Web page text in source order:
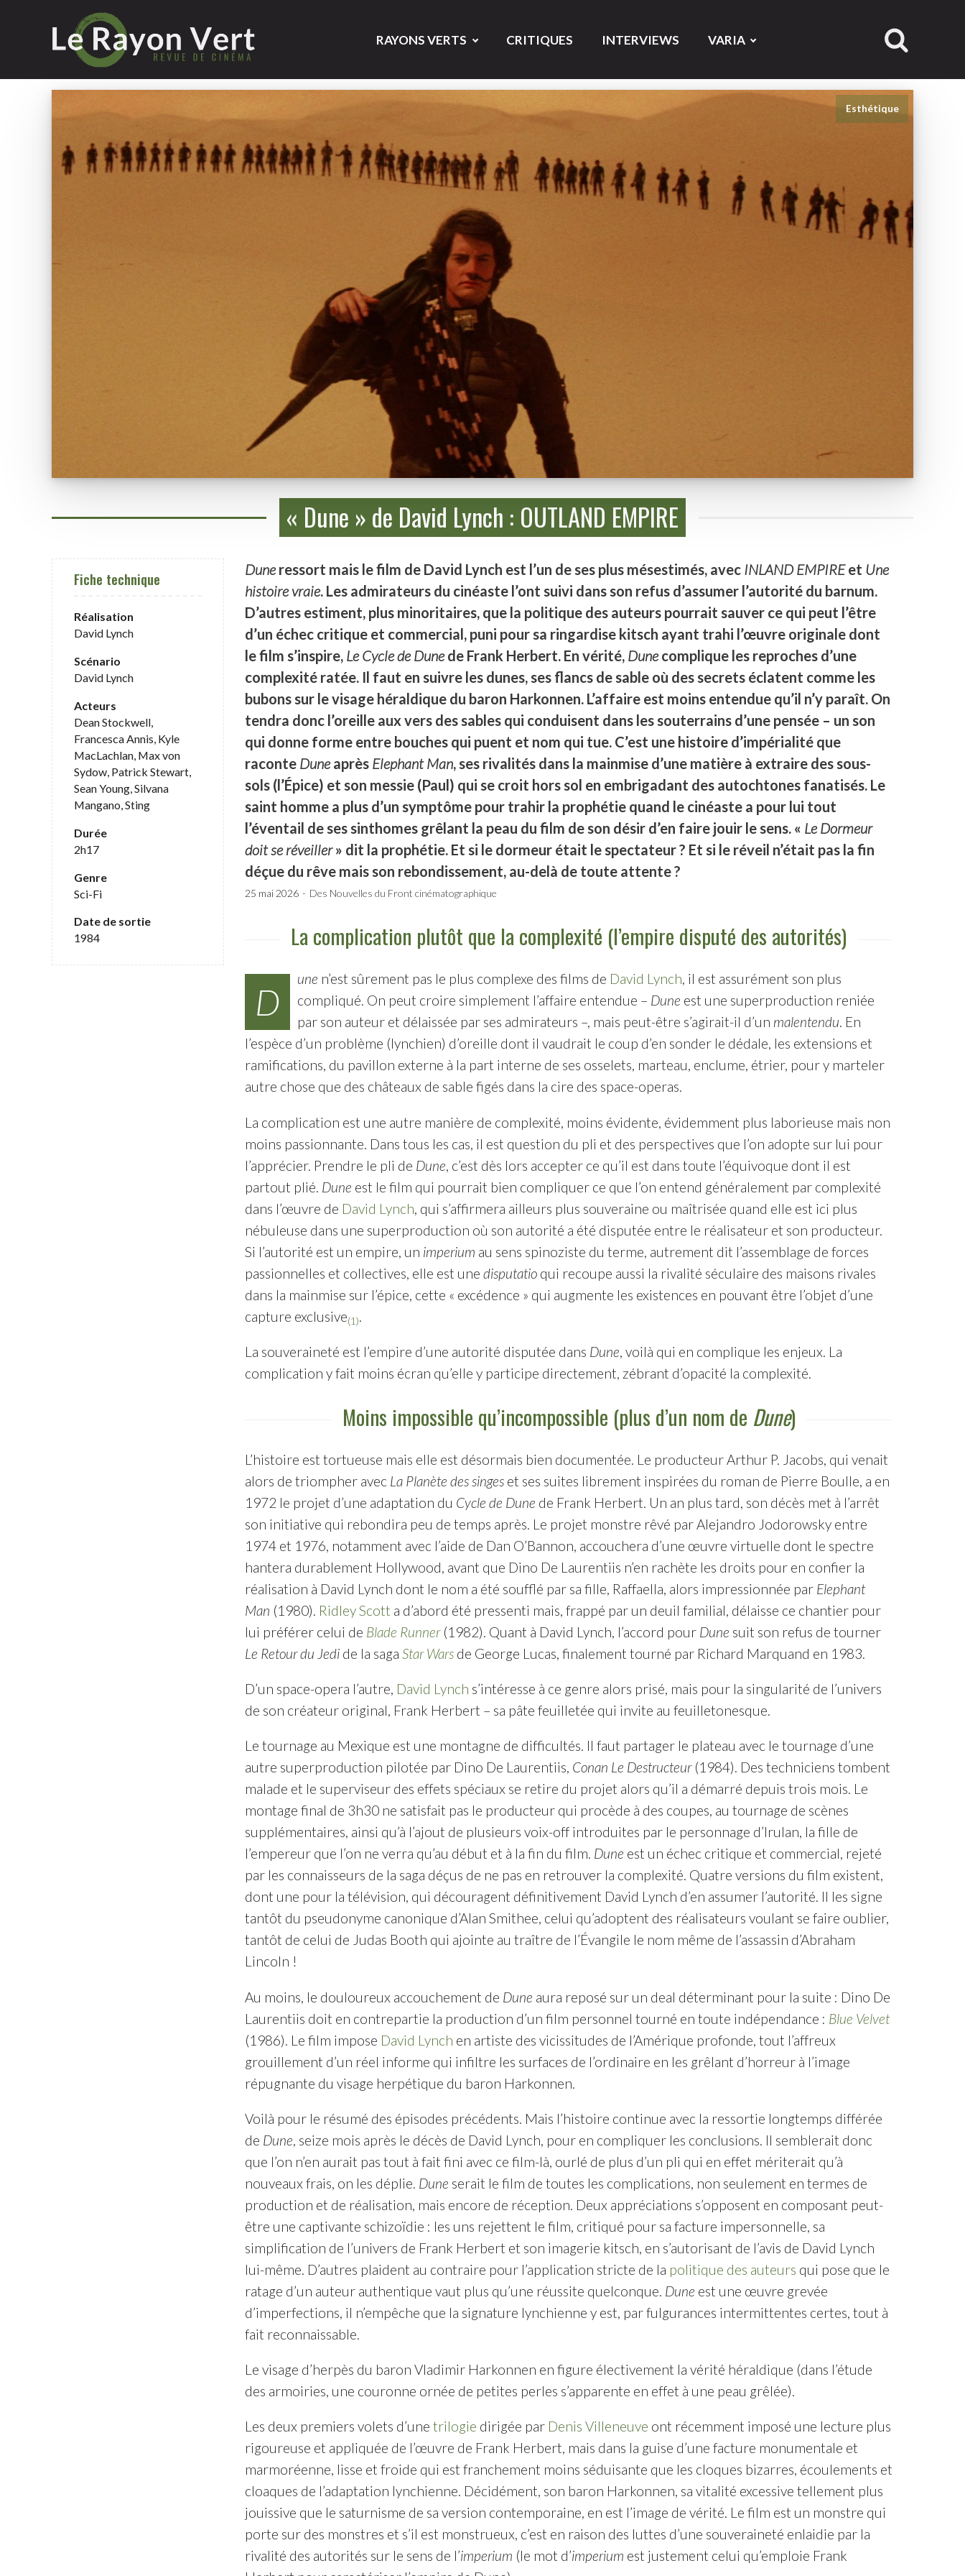
RAYONS VERTS CRITIQUES INTERVIEWS VARIA
Esthétique
« Dune » de David Lynch : OUTLAND EMPIRE
Fiche technique
Réalisation
David Lynch
Scénario
David Lynch
Acteurs
Dean Stockwell,
Francesca Annis, Kyle
MacLachlan, Max von
Sydow, Patrick Stewart,
Sean Young, Silvana
Mangano, Sting
Durée
2h17
Genre
Sci-Fi
Date de sortie
1984
Duneressort mais le film de David Lynch est l’un de ses plus mésestimés, avec INLAND EMPIREet Une
histoire vraie. Les admirateurs du cinéaste l’ont suivi dans son refus d’assumer l’autorité du barnum.
D’autres estiment, plus minoritaires, que la politique des auteurs pourrait sauver ce qui peut l’être
d’un échec critique et commercial, puni pour sa ringardise kitsch ayant trahi l’œuvre originale dont
le film s’inspire, Le Cycle de Dunede Frank Herbert. En vérité, Dunecomplique les reproches d’une
complexité ratée. Il faut en suivre les dunes, ses flancs de sable où des secrets éclatent comme les
bubons sur le visage héraldique du baron Harkonnen. L’affaire est moins entendue qu’il n’y paraît. On
tendra donc l’oreille aux vers des sables qui conduisent dans les souterrains d’une pensée – un son
qui donne forme entre bouches qui puent et nom qui tue. C’est une histoire d’impérialité que
raconte Duneaprès Elephant Man, ses rivalités dans la mainmise d’une matière à extraire des sous-
sols (l’Épice) et son messie (Paul) qui se croit hors sol en embrigadant des autochtones fanatisés. Le
saint homme a plus d’un symptôme pour trahir la prophétie quand le cinéaste a pour lui tout
l’éventail de ses sinthomes grêlant la peau du film de son désir d’en faire jouir le sens. « Le Dormeur
doit se réveiller» dit la prophétie. Et si le dormeur était le spectateur ? Et si le réveil n’était pas la fin
déçue du rêve mais son rebondissement, au-delà de toute attente ?
25 mai 2026 Des Nouvelles du Front cinématographique
La complication plutôt que la complexité (l’empire disputé des autorités)
D
une n’est sûrement pas le plus complexe des films de David Lynch, il est assurément son plus
compliqué. On peut croire simplement l’affaire entendue – Dune est une superproduction reniée
par son auteur et délaissée par ses admirateurs –, mais peut-être s’agirait-il d’un malentendu. En
l’espèce d’un problème (lynchien) d’oreille dont il vaudrait le coup d’en sonder le dédale, les extensions et
ramifications, du pavillon externe à la part interne de ses osselets, marteau, enclume, étrier, pour y marteler
autre chose que des châteaux de sable figés dans la cire des space-operas.
La complication est une autre manière de complexité, moins évidente, évidemment plus laborieuse mais non
moins passionnante. Dans tous les cas, il est question du pli et des perspectives que l’on adopte sur lui pour
l’apprécier. Prendre le pli de Dune, c’est dès lors accepter ce qu’il est dans toute l’équivoque dont il est
partout plié. Dune est le film qui pourrait bien compliquer ce que l’on entend généralement par complexité
dans l’œuvre de David Lynch, qui s’affirmera ailleurs plus souveraine ou maîtrisée quand elle est ici plus
nébuleuse dans une superproduction où son autorité a été disputée entre le réalisateur et son producteur.
Si l’autorité est un empire, un imperium au sens spinoziste du terme, autrement dit l’assemblage de forces
passionnelles et collectives, elle est une disputatioqui recoupe aussi la rivalité séculaire des maisons rivales
dans la mainmise sur l’épice, cette « excédence » qui augmente les existences en pouvant être l’objet d’une
capture exclusive(1).
La souveraineté est l’empire d’une autorité disputée dans Dune, voilà qui en complique les enjeux. La
complication y fait moins écran qu’elle y participe directement, zébrant d’opacité la complexité.
Moins impossible qu’incompossible (plus d’un nom de Dune)
L’histoire est tortueuse mais elle est désormais bien documentée. Le producteur Arthur P. Jacobs, qui venait
alors de triompher avec La Planète des singeset ses suites librement inspirées du roman de Pierre Boulle, a en
1972 le projet d’une adaptation du Cycle de Dune de Frank Herbert. Un an plus tard, son décès met à l’arrêt
son initiative qui rebondira peu de temps après. Le projet monstre rêvé par Alejandro Jodorowsky entre
1974 et 1976, notamment avec l’aide de Dan O’Bannon, accouchera d’une œuvre virtuelle dont le spectre
hantera durablement Hollywood, avant que Dino De Laurentiis n’en rachète les droits pour en confier la
réalisation à David Lynch dont le nom a été soufflé par sa fille, Raffaella, alors impressionnée par Elephant
Man (1980). Ridley Scott a d’abord été pressenti mais, frappé par un deuil familial, délaisse ce chantier pour
lui préférer celui de Blade Runner(1982). Quant à David Lynch, l’accord pour Dune suit son refus de tourner
Le Retour du Jedide la saga Star Warsde George Lucas, finalement tourné par Richard Marquand en 1983.
D’un space-opera l’autre, David Lynch s’intéresse à ce genre alors prisé, mais pour la singularité de l’univers
de son créateur original, Frank Herbert – sa pâte feuilletée qui invite au feuilletonesque.
Le tournage au Mexique est une montagne de difficultés. Il faut partager le plateau avec le tournage d’une
autre superproduction pilotée par Dino De Laurentiis, Conan Le Destructeur(1984). Des techniciens tombent
malade et le superviseur des effets spéciaux se retire du projet alors qu’il a démarré depuis trois mois. Le
montage final de 3h30 ne satisfait pas le producteur qui procède à des coupes, au tournage de scènes
supplémentaires, ainsi qu’à l’ajout de plusieurs voix-off introduites par le personnage d’Irulan, la fille de
l’empereur que l’on ne verra qu’au début et à la fin du film. Dune est un échec critique et commercial, rejeté
par les connaisseurs de la saga déçus de ne pas en retrouver la complexité. Quatre versions du film existent,
dont une pour la télévision, qui découragent définitivement David Lynch d’en assumer l’autorité. Il les signe
tantôt du pseudonyme canonique d’Alan Smithee, celui qu’adoptent des réalisateurs voulant se faire oublier,
tantôt de celui de Judas Booth qui ajointe au traître de l’Évangile le nom même de l’assassin d’Abraham
Lincoln !
Au moins, le douloureux accouchement de Dune aura reposé sur un deal déterminant pour la suite : Dino De
Laurentiis doit en contrepartie la production d’un film personnel tourné en toute indépendance : Blue Velvet
(1986). Le film impose David Lynch en artiste des vicissitudes de l’Amérique profonde, tout l’affreux
grouillement d’un réel informe qui infiltre les surfaces de l’ordinaire en les grêlant d’horreur à l’image
répugnante du visage herpétique du baron Harkonnen.
Voilà pour le résumé des épisodes précédents. Mais l’histoire continue avec la ressortie longtemps différée
de Dune, seize mois après le décès de David Lynch, pour en compliquer les conclusions. Il semblerait donc
que l’on n’en aurait pas tout à fait fini avec ce film-là, ourlé de plus d’un pli qui en effet mériterait qu’à
nouveaux frais, on les déplie. Dune serait le film de toutes les complications, non seulement en termes de
production et de réalisation, mais encore de réception. Deux appréciations s’opposent en composant peut-
être une captivante schizoïdie : les uns rejettent le film, critiqué pour sa facture impersonnelle, sa
simplification de l’univers de Frank Herbert et son imagerie kitsch, en s’autorisant de l’avis de David Lynch
lui-même. D’autres plaident au contraire pour l’application stricte de la politique des auteurs qui pose que le
ratage d’un auteur authentique vaut plus qu’une réussite quelconque. Dune est une œuvre grevée
d’imperfections, il n’empêche que la signature lynchienne y est, par fulgurances intermittentes certes, tout à
fait reconnaissable.
Le visage d’herpès du baron Vladimir Harkonnen en figure électivement la vérité héraldique (dans l’étude
des armoiries, une couronne ornée de petites perles s’apparente en effet à une peau grêlée).
Les deux premiers volets d’une trilogie dirigée par Denis Villeneuve ont récemment imposé une lecture plus
rigoureuse et appliquée de l’œuvre de Frank Herbert, mais dans la guise d’une facture monumentale et
marmoréenne, lisse et froide qui est franchement moins séduisante que les cloques bizarres, écoulements et
cloaques de l’adaptation lynchienne. Décidément, son baron Harkonnen, sa vitalité excessive tellement plus
jouissive que le saturnisme de sa version contemporaine, en est l’image de vérité. Le film est un monstre qui
porte sur des monstres et s’il est monstrueux, c’est en raison des luttes d’une souveraineté enlaidie par la
rivalité des autorités sur le sens de l’imperium (le mot d’imperium est justement celui qu’emploie Frank